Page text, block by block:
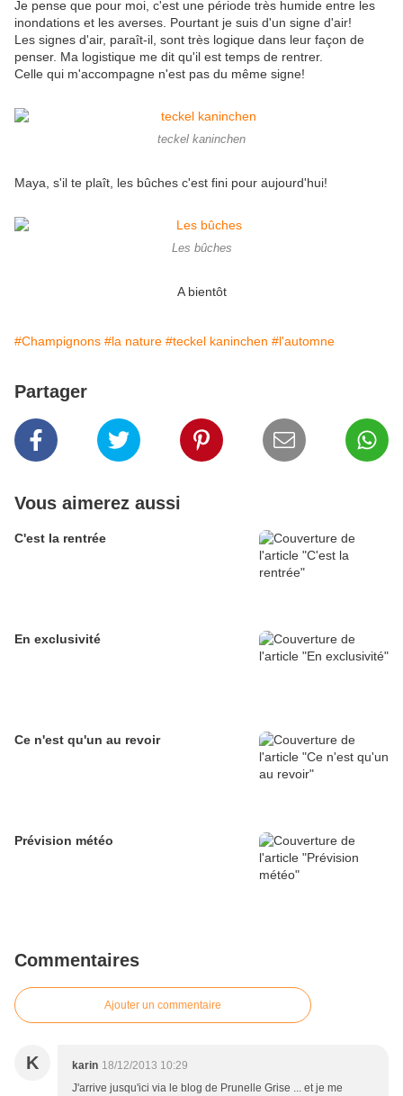
Je pense que pour moi, c'est une période très humide entre les
inondations et les averses. Pourtant je suis d'un signe d'air!
Les signes d'air, paraît-il, sont très logique dans leur façon de
penser. Ma logistique me dit qu'il est temps de rentrer.
Celle qui m'accompagne n'est pas du même signe!
teckel kaninchen
Maya, s'il te plaît, les bûches c'est fini pour aujourd'hui!
Les bûches
A bientôt
#Champignons #la nature #teckel kaninchen #l'automne
Partager
Vous aimerez aussi
C'est la rentrée
En exclusivité
Ce n'est qu'un au revoir
Prévision météo
Commentaires
Ajouter un commentaire
K karin 18/12/2013 10:29
J'arrive jusqu'ici via le blog de Prunelle Grise ... et je me